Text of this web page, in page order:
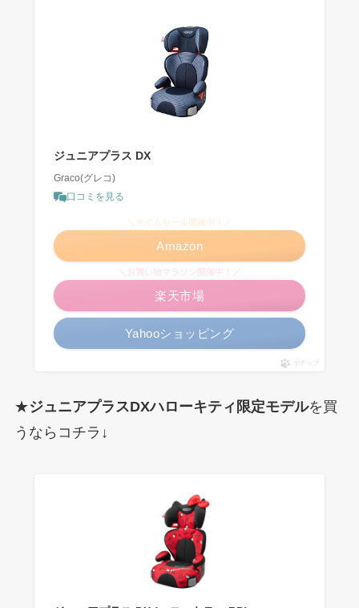
ジュニアプラス DX
Graco(グレコ)
口コミを見る
＼タイムセール開催中！／
Amazon
＼お買い物マラソン開催中！／
楽天市場
Yahooショッピング
ポチップ
★ジュニアプラスDXハローキティ限定モデルを買
うならコチラ↓